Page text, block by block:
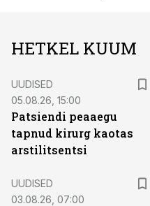
HETKEL KUUM
UUDISED
05.08.26, 15:00
Patsiendi peaaegu
tapnud kirurg kaotas
arstilitsentsi
UUDISED
03.08.26, 07:00